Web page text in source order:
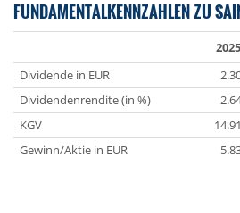
FUNDAMENTALKENNZAHLEN ZU
2025
Dividende in EUR
Dividendenrendite (in %)
KGV
14.91
Gewinn/Aktie in EUR